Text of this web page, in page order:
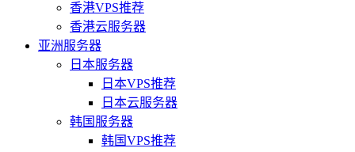
香港VPS推荐
香港云服务器
亚洲服务器
日本服务器
日本VPS推荐
日本云服务器
韩国服务器
韩国VPS推荐